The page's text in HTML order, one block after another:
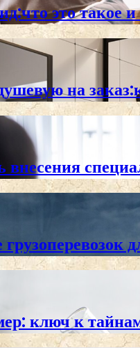
это такое
на
внесения
ключ к